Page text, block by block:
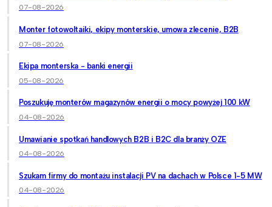
07-08-2026
Monter fotowoltaiki, ekipy monterskie, umowa zlecenie, B2B
07-08-2026
Ekipa monterska - banki energii
05-08-2026
Poszukuję monterów magazynów energii o mocy powyżej 100 kW
04-08-2026
Umawianie spotkań handlowych B2B i B2C dla branży OZE
04-08-2026
Szukam firmy do montażu instalacji PV na dachach w Polsce 1-5 MW
04-08-2026